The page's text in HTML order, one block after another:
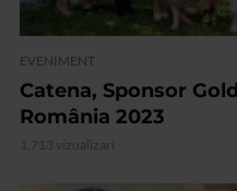
EVENIMENT
Catena, Sponsor
România 2023
1.713 vizualizari